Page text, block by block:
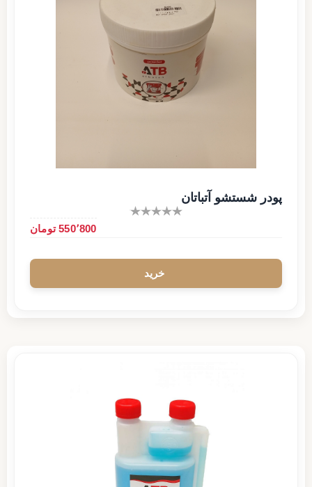
پودر شستشو آتباتان
550٬800 تومان